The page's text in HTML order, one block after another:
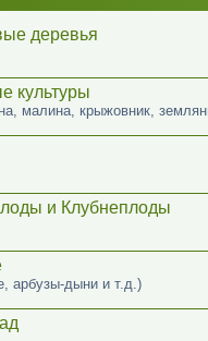
деревья
культуры
малина, крыжовник,
и Клубнеплоды
арбузы-дыни и т.д.)